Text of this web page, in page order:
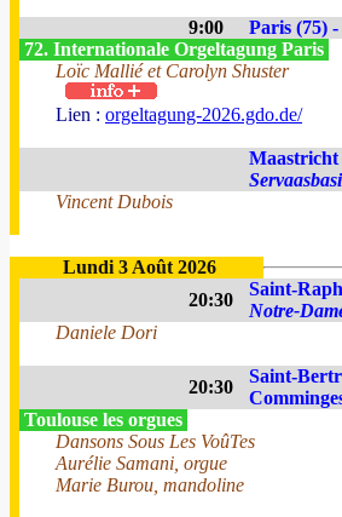
9:00 Paris (75) -
72. Internationale Orgeltagung Paris
Loïc Mallié et Carolyn Shuster
Lien : orgeltagung-2026.gdo.de/
Maastricht
Vincent Dubois
Lundi 3 Août 2026
20:30
Saint-
Notre-
Daniele Dori
20:30
Saint-
Toulouse les orgues
Dansons Sous Les VoûTes
Aurélie Samani, orgue
Marie Burou, mandoline